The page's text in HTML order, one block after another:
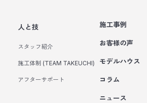
人と技
スタッフ紹介
施工体制 (TEAM TAKEUCHI)
アフターサポート
施工事例
お客様の声
モデルハウス
コラム
ニュース